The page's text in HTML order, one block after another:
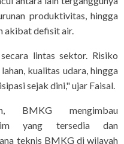
produktivitas, hingga
akibat defisit air.
lintas sektor. Risiko
kualitas udara, hingga
sejak dini," ujar Faisal.
BMKG mengimbau
yang tersedia dan
teknis BMKG di wilayah